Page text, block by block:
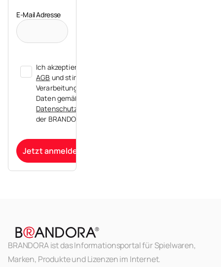
E-Mail Adresse
Ich akzeptiere die
AGB und stimme der
Verarbeitung meiner
Daten gemäß der
Datenschutzerklärung
der BRANDORA zu.
Jetzt anmelden
BRANDORA ist das Informationsportal für Spielwaren,
Marken, Produkte und Lizenzen im Internet.